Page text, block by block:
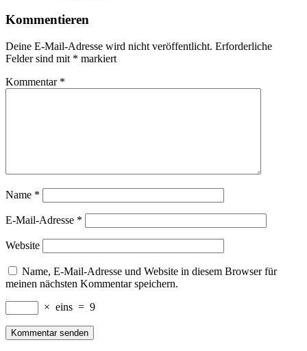
Kommentieren
Deine E-Mail-Adresse wird nicht veröffentlicht. Erforderliche
Felder sind mit * markiert
Kommentar *
Name *
E-Mail-Adresse *
Website
Name, E-Mail-Adresse und Website in diesem Browser für
meinen nächsten Kommentar speichern.
× eins = 9